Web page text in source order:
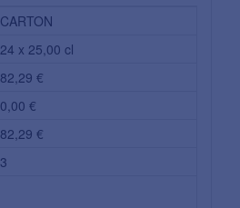
CARTON
24 x 25,00 cl
82,29 €
0,00 €
82,29 €
3